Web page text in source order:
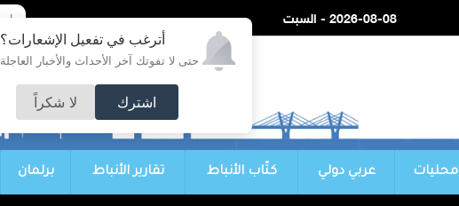
أترغب في تفعيل الإشعارات؟
حتى لا تفوتك آخر الأحداث والأخبار العاجلة
اشترك لا شكراً
2026-08-08 - السبت
محليات عربي دولي كتّاب الأنباط تقارير الأنباط برلمان